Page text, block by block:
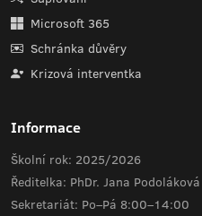
Microsoft 365
Schránka důvěry
Krizová interventka
Informace
Školní rok: 2025/2026
Ředitelka: PhDr. Jana Podoláková
Sekretariát: Po–Pá 8:00–14:00